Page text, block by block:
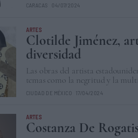
CARACAS 04/07/2024
ARTES
Clotilde Jiménez,
diversidad
Las obras del artista
temas como la negritud y la
CIUDAD DE MÉXICO 17/04/2024
ARTES
Costanza De